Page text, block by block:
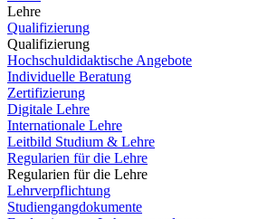
Lehre
Qualifizierung
Qualifizierung
Hochschuldidaktische Angebote
Individuelle Beratung
Zertifizierung
Digitale Lehre
Internationale Lehre
Leitbild Studium & Lehre
Regularien für die Lehre
Regularien für die Lehre
Lehrverpflichtung
Studiengangdokumente